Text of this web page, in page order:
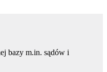
bazy m.in. sądów i